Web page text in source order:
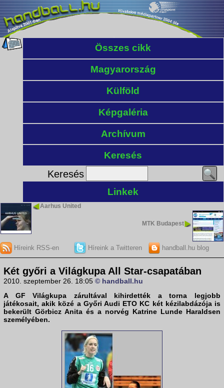
Összes cikk
Magyarország
Külföld
Képgaléria
Archívum
Keresés
Keresés
Linkek
Aarhus United
MTK Budapest
Híreink RSS-en Híreink a Twitteren handball.hu blog
Két győri a Világkupa All Star-csapatában
2010. szeptember 26. 18:05 © handball.hu
A GF Világkupa zárultával kihirdették a torna legjobb
játékosait, akik közé a Győri Audi ETO KC két kézilabdázója is
bekerült Görbicz Anita és a norvég Katrine Lunde Haraldsen
személyében.